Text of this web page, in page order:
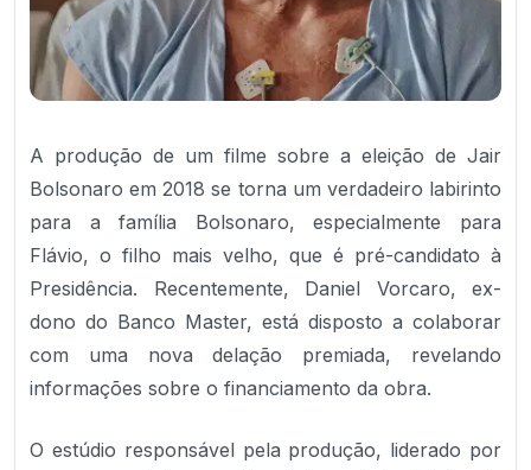
A produção de um filme sobre a eleição de Jair
Bolsonaro em 2018 se torna um verdadeiro labirinto
para a família Bolsonaro, especialmente para
Flávio, o filho mais velho, que é pré-candidato à
Presidência. Recentemente, Daniel Vorcaro, ex-
dono do Banco Master, está disposto a colaborar
com uma nova delação premiada, revelando
informações sobre o financiamento da obra.
O estúdio responsável pela produção, liderado por